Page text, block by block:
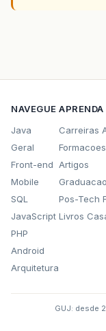
NAVEGUE
Java
Geral
Front-end
Mobile
SQL
JavaScript
PHP
Android
Arquitetura
APRENDA
Carreiras
Formacoes
Artigos
Pos-Tech
Livros
GUJ: desde